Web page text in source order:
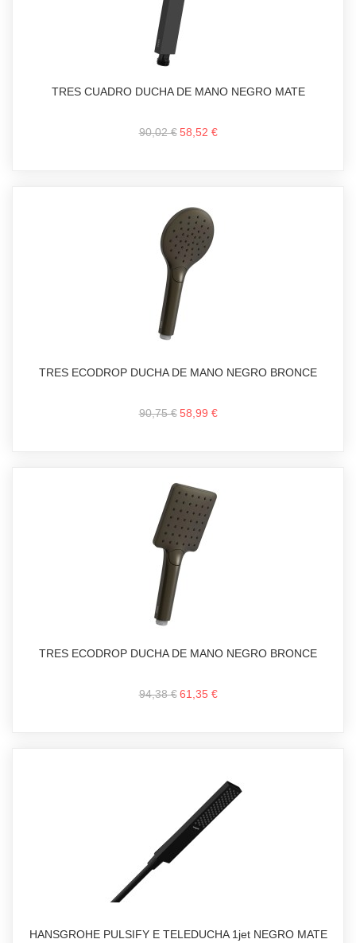
TRES CUADRO DUCHA DE MANO NEGRO MATE
90,02 € 58,52 €
TRES ECODROP DUCHA DE MANO NEGRO BRONCE
90,75 € 58,99 €
TRES ECODROP DUCHA DE MANO NEGRO BRONCE
94,38 € 61,35 €
HANSGROHE PULSIFY E TELEDUCHA 1jet NEGRO MATE